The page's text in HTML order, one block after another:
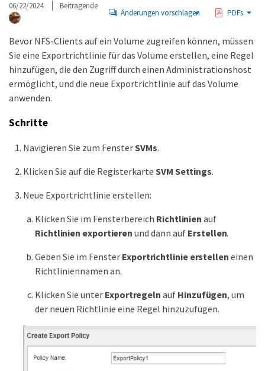
06/22/2024 Beitragende
Änderungen vorschlagen PDFs
Bevor NFS-Clients auf ein Volume zugreifen können, müssen
Sie eine Exportrichtlinie für das Volume erstellen, eine Regel
hinzufügen, die den Zugriff durch einen Administrationshost
ermöglicht, und die neue Exportrichtlinie auf das Volume
anwenden.
Schritte
Navigieren Sie zum FensterSVMs.
Klicken Sie auf die Registerkarte SVM Settings.
Neue Exportrichtlinie erstellen:
Klicken Sie im Fensterbereich Richtlinien auf
Richtlinien exportieren und dann auf Erstellen.
Geben Sie im Fenster Exportrichtlinie erstellen einen
Richtliniennamen an.
Klicken Sie unter Exportregeln auf Hinzufügen, um
der neuen Richtlinie eine Regel hinzuzufügen.